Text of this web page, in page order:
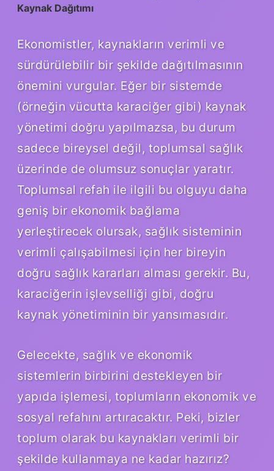
Kaynak Dağıtımı
Ekonomistler, kaynakların verimli ve
sürdürülebilir bir şekilde dağıtılmasının
önemini vurgular. Eğer bir sistemde
(örneğin vücutta karaciğer gibi) kaynak
yönetimi doğru yapılmazsa, bu durum
sadece bireysel değil, toplumsal sağlık
üzerinde de olumsuz sonuçlar yaratır.
Toplumsal refah ile ilgili bu olguyu daha
geniş bir ekonomik bağlama
yerleştirecek olursak, sağlık sisteminin
verimli çalışabilmesi için her bireyin
doğru sağlık kararları alması gerekir. Bu,
karaciğerin işlevselliği gibi, doğru
kaynak yönetiminin bir yansımasıdır.
Gelecekte, sağlık ve ekonomik
sistemlerin birbirini destekleyen bir
yapıda işlemesi, toplumların ekonomik ve
sosyal refahını artıracaktır. Peki, bizler
toplum olarak bu kaynakları verimli bir
şekilde kullanmaya ne kadar hazırız?